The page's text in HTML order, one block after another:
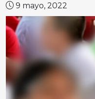
9 mayo, 2022